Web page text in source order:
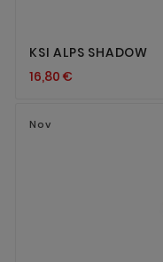
KSI ALPS SHADOW
16,80 €
Nov